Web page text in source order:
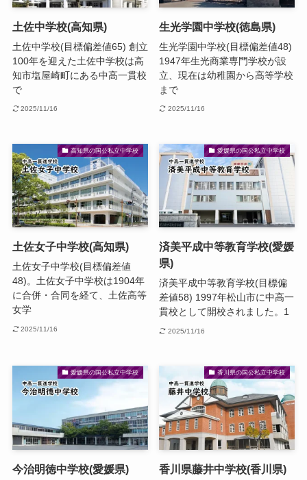
土佐中学校(高知県)
土佐中学校(目標偏差値65) 創立
100年を迎えた土佐中学校は高
知市塩屋崎町にある中高一貫校
で
2025/11/16
生光学園中学校(徳島県)
生光学園中学校(目標偏差値48)
1947年生光商業専門学校が設
立、現在は幼稚園から高等学校
まで
2025/11/16
高知県の国公私立中学校
土佐女子中学校(高知県)
土佐女子中学校(目標偏差値
48)。土佐女子中学校は1904年
に合併・合同を経て、土佐高等
女学
2025/11/16
愛媛県の国公私立中学校
済美平成中等教育学校(愛媛
県)
済美平成中等教育学校(目標偏
差値58) 1997年松山市に中高一
貫校として開校されました。1
2025/11/16
愛媛県の国公私立中学校
今治明徳中学校(愛媛県)
香川県の国公私立中学校
香川県藤井中学校(香川県)